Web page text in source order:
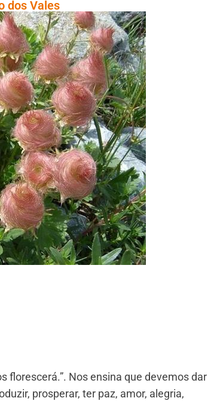
dos Vales
florescerá.”. Nos ensina que devemos dar
prosperar, ter paz, amor, alegria,